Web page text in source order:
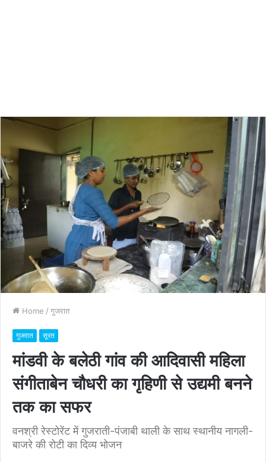
Home / गुजरात
गुजरात सूरत
मांडवी के बलेठी गांव की आदिवासी महिला
संगीताबेन चौधरी का गृहिणी से उद्यमी बनने
तक का सफर
वनश्री रेस्टोरेंट में गुजराती-पंजाबी थाली के साथ स्थानीय नागली-
बाजरे की रोटी का दिव्य भोजन